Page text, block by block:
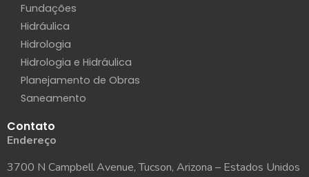
Fundações
Hidráulica
Hidrologia
Hidrologia e Hidráulica
Planejamento de Obras
Saneamento
Contato
Endereço
3700 N Campbell Avenue, Tucson, Arizona – Estados Unidos